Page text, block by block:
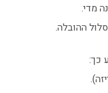
מדי.
ההובלה.
כך: